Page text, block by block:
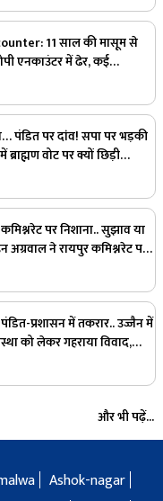
11 साल की मासूम से
एनकाउंटर में ढेर, कई
पंडित पर दांव! सपा पर भड़की
ब्राह्मण वोट पर क्यों छिड़ी
पर निशाना.. सुझाव या
ने रायपुर कमिश्नरेट पर
में सुधार की है जरूरत
प्रशासन में तकरार.. उज्जैन में
को लेकर गहराया विवाद,
हुए पंडित?
और भी पढ़ें...
Ashok-nagar